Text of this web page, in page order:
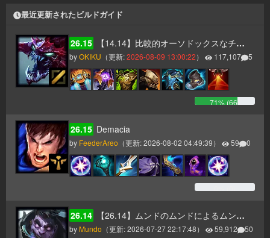
最近更新されたビルドガイド
26.15 【14.14】比較的オーソドックスなチョガスガイド（タンク、AP二本立て）
byOKIKU （更新:2026-08-09 13:00:22） 117,107 5
71% (66
26.15 Demacia
by FeederAreo （更新:2026-08-02 04:49:39） 59 0
26.14 【26.14】ムンドのムンドによるムンドのためのムンドガイド
by Mundo （更新:2026-07-27 22:17:48） 59,912 50